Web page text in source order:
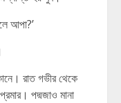
আপা?’
রাত গভীর থেকে
পদ্মজাও মানা